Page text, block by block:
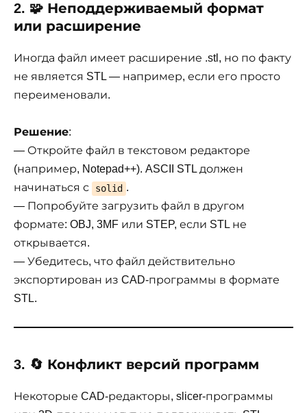
2. 🧩 Неподдерживаемый формат
или расширение
Иногда файл имеет расширение .stl, но по факту
не является STL — например, если его просто
переименовали.
Решение:
— Откройте файл в текстовом редакторе
(например, Notepad++). ASCII STL должен
начинаться с
solid .
— Попробуйте загрузить файл в другом
формате: OBJ, 3MF или STEP, если STL не
открывается.
— Убедитесь, что файл действительно
экспортирован из CAD-программы в формате
STL.
3. 🔄 Конфликт версий программ
Некоторые CAD-редакторы, slicer-программы